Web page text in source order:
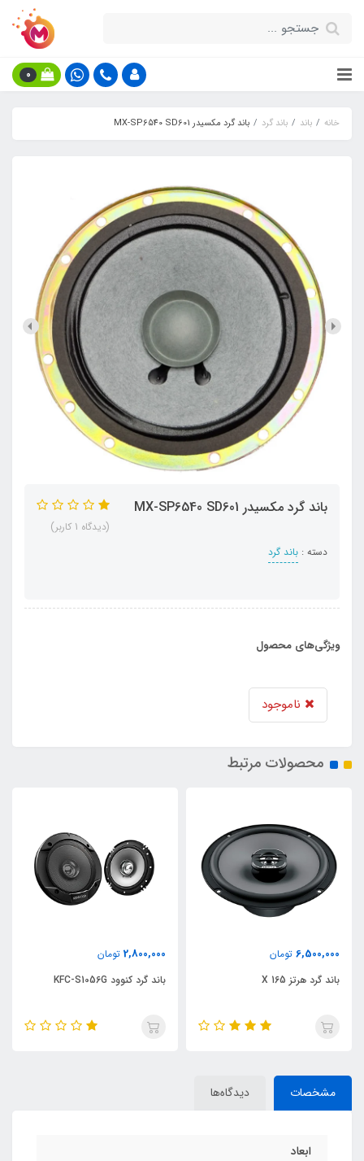
0
خانه باند باند گرد باند گرد مکسیدر MX-SP6540 SD601
باند گرد مکسیدر MX-SP6540 SD601
دسته : باند گرد
(دیدگاه 1 کاربر)
ویژگی‌های محصول
ناموجود
محصولات مرتبط
6,500,000 تومان
باند گرد هرتز X 165
2,800,000 تومان
باند گرد کنوود KFC-S1056G
مشخصات دیدگاه‌ها
ابعاد